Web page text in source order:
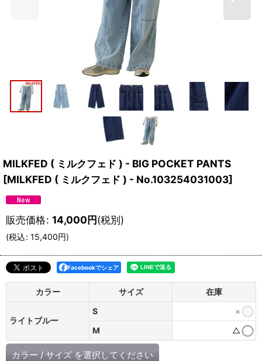
MILKFED ( ミルクフェド ) - BIG POCKET PANTS
[MILKFED ( ミルクフェド ) - No.103254031003]
販売価格: 14,000円(税別)
(税込: 15,400円)
Facebookでシェア
カラー サイズ 在庫
ライトブルー
S
×
M
△
カラー / サイズ を選択してください